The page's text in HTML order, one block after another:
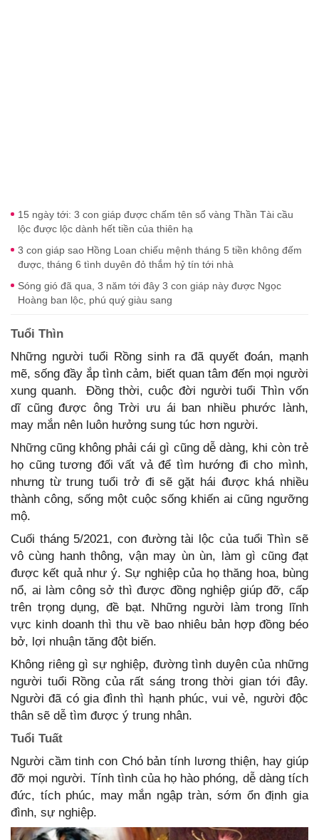
15 ngày tới: 3 con giáp được chấm tên sổ vàng Thần Tài cầu
lộc được lộc dành hết tiền của thiên hạ
3 con giáp sao Hồng Loan chiếu mệnh tháng 5 tiền không đếm
được, tháng 6 tình duyên đỏ thắm hỷ tín tới nhà
Sóng gió đã qua, 3 năm tới đây 3 con giáp này được Ngọc
Hoàng ban lộc, phú quý giàu sang
Tuổi Thìn
Những người tuổi Rồng sinh ra đã quyết đoán, mạnh
mẽ, sống đầy ắp tình cảm, biết quan tâm đến mọi người
xung quanh. Đồng thời, cuộc đời người tuổi Thìn vốn
dĩ cũng được ông Trời ưu ái ban nhiều phước lành,
may mắn nên luôn hưởng sung túc hơn người.
Những cũng không phải cái gì cũng dễ dàng, khi còn trẻ
họ cũng tương đối vất vả để tìm hướng đi cho mình,
nhưng từ trung tuổi trở đi sẽ gặt hái được khá nhiều
thành công, sống một cuộc sống khiến ai cũng ngưỡng
mộ.
Cuối tháng 5/2021, con đường tài lộc của tuổi Thìn sẽ
vô cùng hanh thông, vận may ùn ùn, làm gì cũng đạt
được kết quả như ý. Sự nghiệp của họ thăng hoa, bùng
nổ, ai làm công sở thì được đồng nghiệp giúp đỡ, cấp
trên trọng dụng, đề bạt. Những người làm trong lĩnh
vực kinh doanh thì thu về bao nhiêu bản hợp đồng béo
bở, lợi nhuận tăng đột biến.
Không riêng gì sự nghiệp, đường tình duyên của những
người tuổi Rồng của rất sáng trong thời gian tới đây.
Người đã có gia đình thì hạnh phúc, vui vẻ, người độc
thân sẽ dễ tìm được ý trung nhân.
Tuổi Tuất
Người cầm tinh con Chó bản tính lương thiện, hay giúp
đỡ mọi người. Tính tình của họ hào phóng, dễ dàng tích
đức, tích phúc, may mắn ngập tràn, sớm ổn định gia
đình, sự nghiệp.